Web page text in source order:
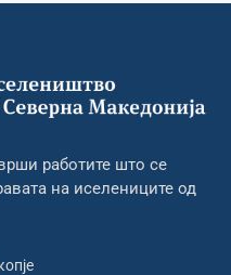
работите што се
на иселениците од